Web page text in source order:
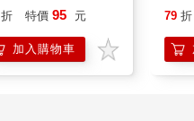
折 特價 95 元
加入購物車
79 折